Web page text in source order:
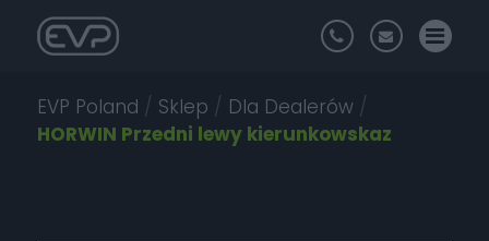
EVP Poland / Sklep / Dla Dealerów /
HORWIN Przedni lewy kierunkowskaz